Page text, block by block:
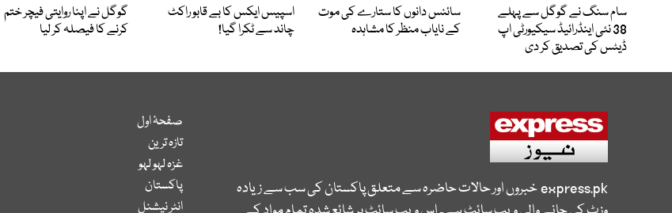
سام سنگ نے گوگل سے پہلے
38 نئی اینڈرائیڈ سیکیورٹی اپ
ڈیٹس کی تصدیق کر دی
سائنس دانوں کا ستارے کی موت
کے نایاب منظر کا مشاہدہ
اسپیس ایکس کا بے قابو راکٹ
چاند سے ٹکرا گیا!
گوگل نے اپنا روایتی فیچر ختم
کرنے کا فیصلہ کر لیا
express.pkخبروں اور حالات حاضرہ سے متعلق پاکستان کی سب سے زیادہ
صفحۂ اول
تازہ ترین
غزہ لہو لہو
پاکستان
انٹر نیشنل